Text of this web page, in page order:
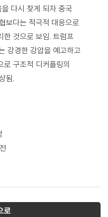
다시 찾게 되자 중국
보다는 적극적 대응으로
한 것으로 보임. 트럼프
강경한 강압을 예고하고
로 구조적 디커플링의
됨.
로